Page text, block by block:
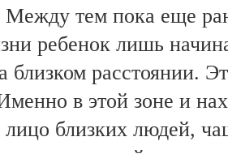
Между тем пока еще
ребенок лишь
близком расстоянии.
в этой зоне и
лицо близких людей,